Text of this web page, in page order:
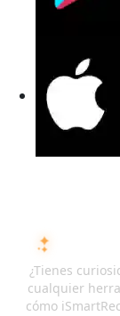
¿Tienes
cualquier
cómo